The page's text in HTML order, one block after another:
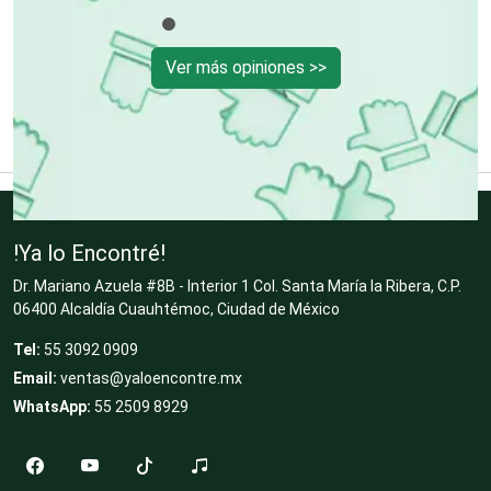
Dentistas
Dermatólogos
Desarrollo de Software
Desperdicios Industriales
Ver más opiniones >>
!Ya lo Encontré!
Dr. Mariano Azuela #8B - Interior 1 Col. Santa María la Ribera, C.P.
06400 Alcaldía Cuauhtémoc, Ciudad de México
Tel: 55 3092 0909
Email: ventas@yaloencontre.mx
WhatsApp: 55 2509 8929